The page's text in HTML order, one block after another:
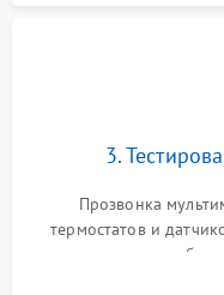
3.
Прозвонка
термостатов и
конденсатора,
тепловым насосом —